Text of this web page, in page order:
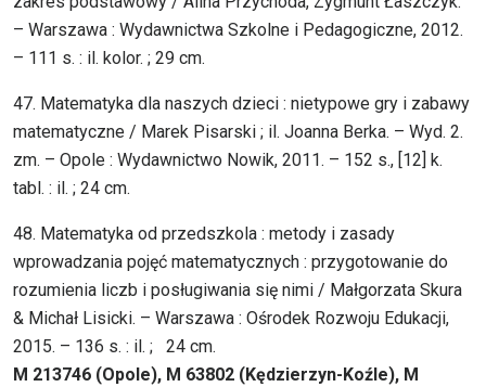
– Warszawa : Wydawnictwa Szkolne i Pedagogiczne, 2012.
– 111 s. : il. kolor. ; 29 cm.
47. Matematyka dla naszych dzieci : nietypowe gry i zabawy
matematyczne / Marek Pisarski ; il. Joanna Berka. – Wyd. 2.
zm. – Opole : Wydawnictwo Nowik, 2011. – 152 s., [12] k.
tabl. : il. ; 24 cm.
48. Matematyka od przedszkola : metody i zasady
wprowadzania pojęć matematycznych : przygotowanie do
rozumienia liczb i posługiwania się nimi / Małgorzata Skura
& Michał Lisicki. – Warszawa : Ośrodek Rozwoju Edukacji,
2015. – 136 s. : il. ; 24 cm.
M 213746 (Opole), M 63802 (Kędzierzyn-Koźle), M